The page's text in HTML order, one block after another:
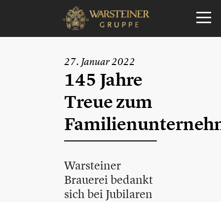
27. Januar 2022
145 Jahre
Treue zum
Warsteiner
Brauerei bedankt
sich bei Jubilaren